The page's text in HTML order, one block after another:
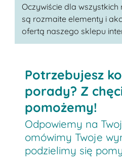
Oczywiście dla
są rozmaite elementy i
ofertą naszego sklepu
Potrzebujesz
porady? Z
pomożemy!
Odpowiemy na
omówimy Twoje
podzielimy się